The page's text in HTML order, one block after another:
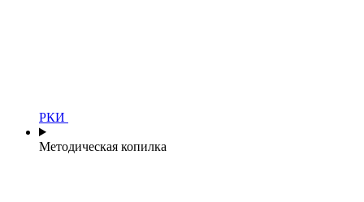
РКИ
Методическая копилка